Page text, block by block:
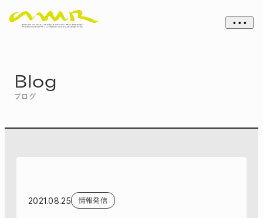
• • •
Blog
ブログ
2021.08.25 情報発信